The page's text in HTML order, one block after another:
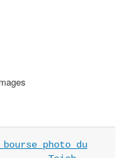
bourse photo du